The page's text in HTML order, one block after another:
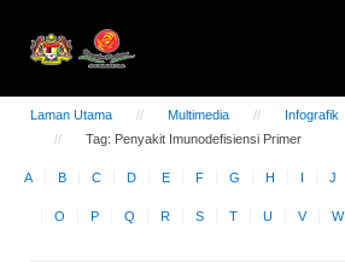
Laman Utama Multimedia
Infografik
Tag: Penyakit Imunodefisiensi Primer
A B C D E F G H I J
O P Q R S T U V W